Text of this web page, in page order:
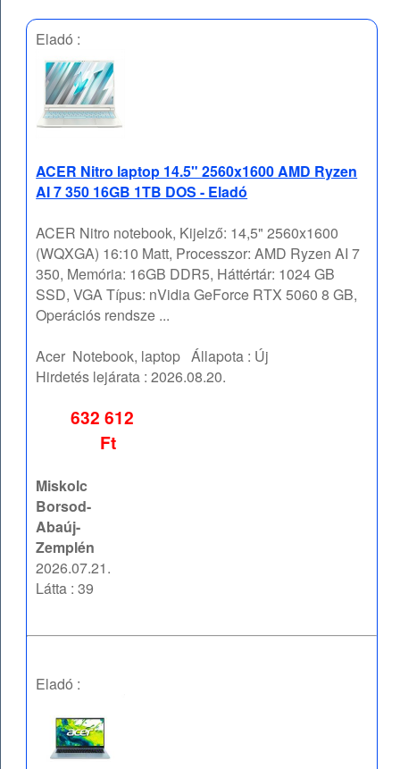
Eladó :
ACER Nitro laptop 14.5" 2560x1600 AMD Ryzen
AI 7 350 16GB 1TB DOS - Eladó
ACER Nitro notebook, Kijelző: 14,5" 2560x1600
(WQXGA) 16:10 Matt, Processzor: AMD Ryzen AI 7
350, Memória: 16GB DDR5, Háttértár: 1024 GB
SSD, VGA Típus: nVidia GeForce RTX 5060 8 GB,
Operációs rendsze ...
Acer Notebook, laptop Állapota : Új
Hirdetés lejárata :2026.08.20.
632 612
Ft
Miskolc
Borsod-
Abaúj-
Zemplén
2026.07.21.
Látta : 39
Eladó :